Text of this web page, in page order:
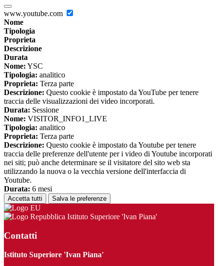
www.youtube.com
Nome
Tipologia
Proprieta
Descrizione
Durata
Nome: YSC
Tipologia: analitico
Proprieta: Terza parte
Descrizione: Questo cookie è impostato da YouTube per tenere
traccia delle visualizzazioni dei video incorporati.
Durata: Sessione
Nome: VISITOR_INFO1_LIVE
Tipologia: analitico
Proprieta: Terza parte
Descrizione: Questo cookie è impostato da Youtube per tenere
traccia delle preferenze dell'utente per i video di Youtube incorporati
nei siti; può anche determinare se il visitatore del sito web sta
utilizzando la nuova o la vecchia versione dell'interfaccia di
Youtube.
Durata: 6 mesi
Accetta tutti Salva le preferenze
Istituto Superiore 'Ivan Piana'
Contatti
Istituto Superiore 'Ivan Piana'